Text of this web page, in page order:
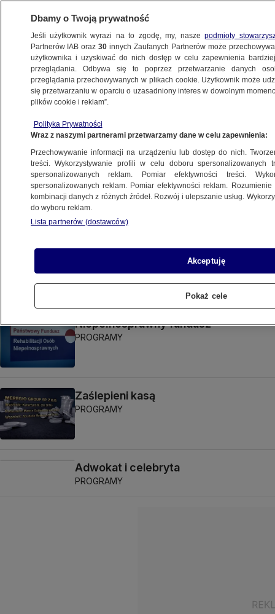
CZARNO NA BIAŁYM
Czarno na białym: Konwojent
za grosze
PROGRAMY
Czarno na białym: Sprawcy nieznani
PROGRAMY
Czarno na białym: P(l)an doskonały
Niepełnosprawny fundusz
PROGRAMY
Zaślepieni kasą
PROGRAMY
Adwokat i celebryta
PROGRAMY
Dbamy o Twoją prywatność
Jeśli użytkownik wyrazi na to zgodę, my, naszepodmioty
Partnerów IAB oraz30 innych Zaufanych Partnerów może
użytkownika i uzyskiwać do nich dostęp w celu zapewnienia
przeglądania. Odbywa się to poprzez przetwarzanie danych
przeglądania przechowywanych w plikach cookie. Użytkownik może
się przetwarzaniu w oparciu o uzasadniony interes w dowolnym
plików cookie i reklam”.
Polityka Prywatności
Wraz z naszymi partnerami przetwarzamy dane w celu zapewnienia:
Przechowywanie informacji na urządzeniu lub dostęp do nich.
treści. Wykorzystywanie profili w celu doboru spersonalizowanych
spersonalizowanych reklam. Pomiar efektywności treści.
spersonalizowanych reklam. Pomiar efektywności reklam.
kombinacji danych z różnych źródeł. Rozwój i ulepszanie usług.
do wyboru reklam.
Lista partnerów (dostawców)
Akceptuję
Pokaż cele